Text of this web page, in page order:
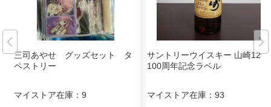
三司あやせ グッズセット タ
ペストリー
マイストア在庫： 9
サントリーウイスキー 山崎12年
100周年記念ラベル
マイストア在庫： 93